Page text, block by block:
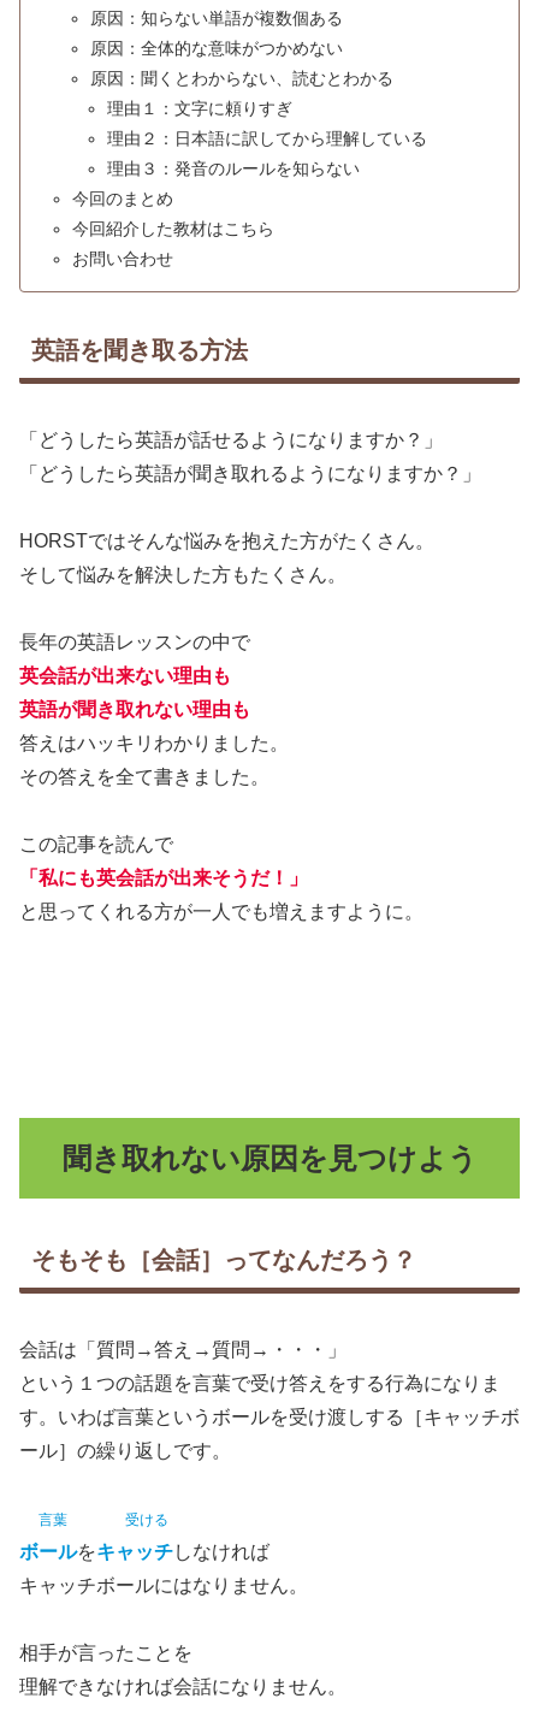
原因：知らない単語が複数個ある
原因：全体的な意味がつかめない
原因：聞くとわからない、読むとわかる
理由１：文字に頼りすぎ
理由２：日本語に訳してから理解している
理由３：発音のルールを知らない
今回のまとめ
今回紹介した教材はこちら
お問い合わせ
英語を聞き取る方法
「どうしたら英語が話せるようになりますか？」
「どうしたら英語が聞き取れるようになりますか？」
HORSTではそんな悩みを抱えた方がたくさん。
そして悩みを解決した方もたくさん。
長年の英語レッスンの中で
英会話が出来ない理由も
英語が聞き取れない理由も
答えはハッキリわかりました。
その答えを全て書きました。
この記事を読んで
「私にも英会話が出来そうだ！」
と思ってくれる方が一人でも増えますように。
聞き取れない原因を見つけよう
そもそも［会話］ってなんだろう？
会話は「質問→答え→質問→・・・」
という１つの話題を言葉で受け答えをする行為になりま
す。いわば言葉というボールを受け渡しする［キャッチボ
ール］の繰り返しです。
言葉 受ける
ボールをキャッチしなければ
キャッチボールにはなりません。
相手が言ったことを
理解できなければ会話になりません。